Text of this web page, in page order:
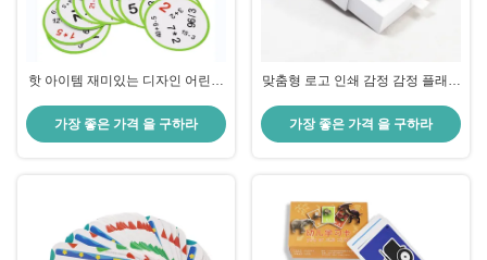
핫 아이템 재미있는 디자인 어린이
플래시 카드 교육용 장난감
가장 좋은 가격 을 구하라
맞춤형 로고 인쇄 감정 감정 플래시
가장 좋은 가격 을 구하라